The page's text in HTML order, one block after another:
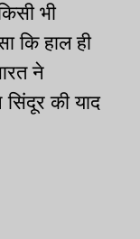
भी
कि हाल ही
ने
की याद